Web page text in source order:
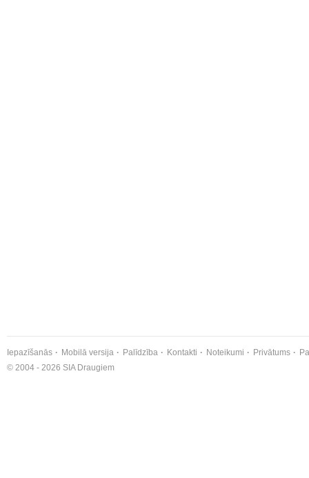
Iepazīšanās Mobilā versija Palīdzība Kontakti Noteikumi Privātums
© 2004 - 2026 SIA Draugiem